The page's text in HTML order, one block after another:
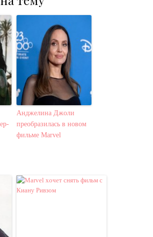
Анджелина Джоли
преобразилась в новом
фильме Marvel